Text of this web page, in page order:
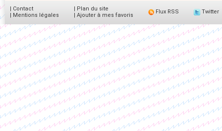
| Contact
| Mentions légales
| Plan du site
| Ajouter à mes favoris
Flux RSS Twitter